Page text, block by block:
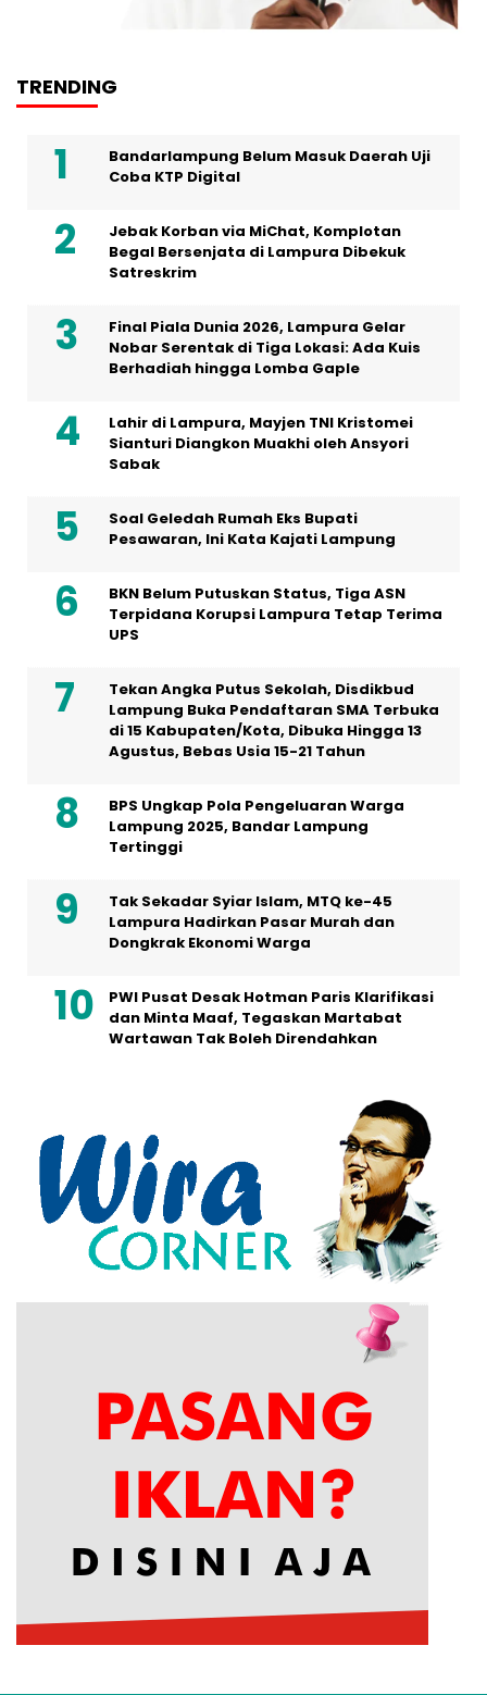
TRENDING
Bandarlampung Belum Masuk Daerah Uji
Coba KTP Digital
Jebak Korban via MiChat, Komplotan
Begal Bersenjata di Lampura Dibekuk
Satreskrim
Final Piala Dunia 2026, Lampura Gelar
Nobar Serentak di Tiga Lokasi: Ada Kuis
Berhadiah hingga Lomba Gaple
Lahir di Lampura, Mayjen TNI Kristomei
Sianturi Diangkon Muakhi oleh Ansyori
Sabak
Soal Geledah Rumah Eks Bupati
Pesawaran, Ini Kata Kajati Lampung
BKN Belum Putuskan Status, Tiga ASN
Terpidana Korupsi Lampura Tetap Terima
UPS
Tekan Angka Putus Sekolah, Disdikbud
Lampung Buka Pendaftaran SMA Terbuka
di 15 Kabupaten/Kota, Dibuka Hingga 13
Agustus, Bebas Usia 15-21 Tahun
BPS Ungkap Pola Pengeluaran Warga
Lampung 2025, Bandar Lampung
Tertinggi
Tak Sekadar Syiar Islam, MTQ ke-45
Lampura Hadirkan Pasar Murah dan
Dongkrak Ekonomi Warga
PWI Pusat Desak Hotman Paris Klarifikasi
dan Minta Maaf, Tegaskan Martabat
Wartawan Tak Boleh Direndahkan